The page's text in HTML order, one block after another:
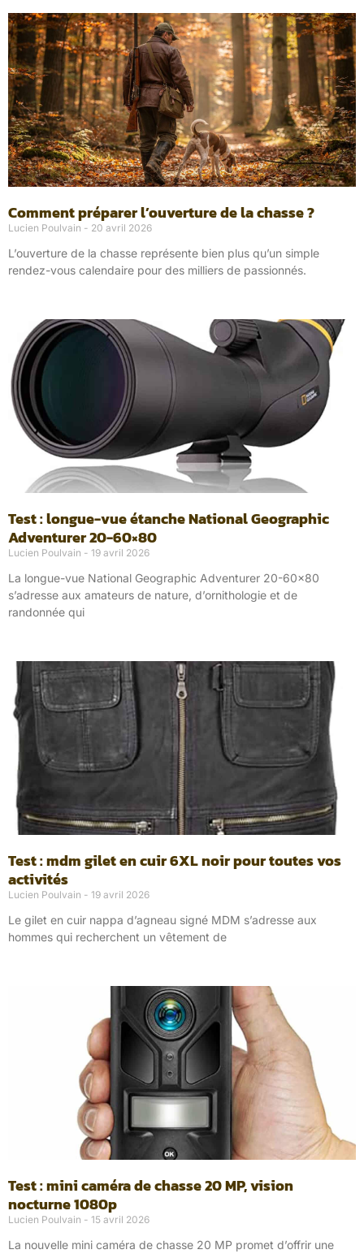
Comment préparer l’ouverture de la chasse ?
Lucien Poulvain 20 avril 2026
L’ouverture de la chasse représente bien plus qu’un simple
rendez-vous calendaire pour des milliers de passionnés.
Test : longue-vue étanche National Geographic
Adventurer 20-60×80
Lucien Poulvain 19 avril 2026
La longue-vue National Geographic Adventurer 20-60×80
s’adresse aux amateurs de nature, d’ornithologie et de
randonnée qui
Test : mdm gilet en cuir 6XL noir pour toutes vos
activités
Lucien Poulvain 19 avril 2026
Le gilet en cuir nappa d’agneau signé MDM s’adresse aux
hommes qui recherchent un vêtement de
Test : mini caméra de chasse 20 MP, vision
nocturne 1080p
Lucien Poulvain 15 avril 2026
La nouvelle mini caméra de chasse 20 MP promet d’offrir une